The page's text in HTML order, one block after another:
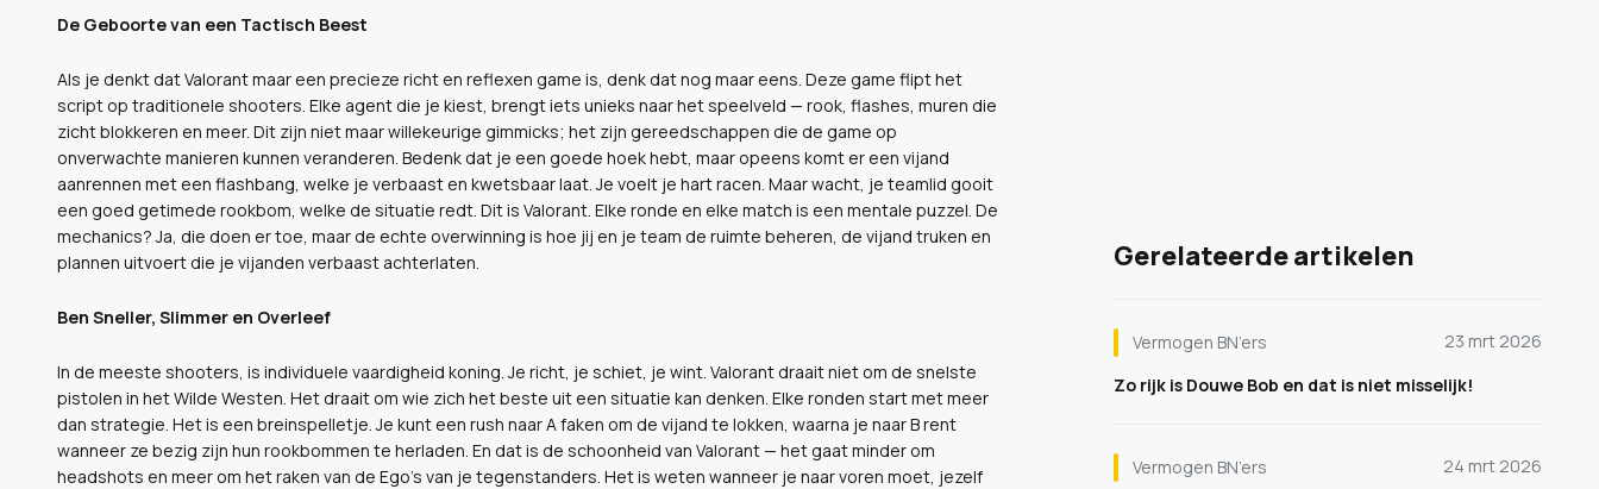
De Geboorte van een Tactisch Beest
Als je denkt dat Valorant maar een precieze richt en reflexen game is, denk dat nog maar eens. Deze game flipt het
script op traditionele shooters. Elke agent die je kiest, brengt iets unieks naar het speelveld — rook, flashes, muren die
zicht blokkeren en meer. Dit zijn niet maar willekeurige gimmicks; het zijn gereedschappen die de game op
onverwachte manieren kunnen veranderen. Bedenk dat je een goede hoek hebt, maar opeens komt er een vijand
aanrennen met een flashbang, welke je verbaast en kwetsbaar laat. Je voelt je hart racen. Maar wacht, je teamlid gooit
een goed getimede rookbom, welke de situatie redt. Dit is Valorant. Elke ronde en elke match is een mentale puzzel. De
mechanics? Ja, die doen er toe, maar de echte overwinning is hoe jij en je team de ruimte beheren, de vijand truken en
plannen uitvoert die je vijanden verbaast achterlaten.
Ben Sneller, Slimmer en Overleef
In de meeste shooters, is individuele vaardigheid koning. Je richt, je schiet, je wint. Valorant draait niet om de snelste
pistolen in het Wilde Westen. Het draait om wie zich het beste uit een situatie kan denken. Elke ronden start met meer
dan strategie. Het is een breinspelletje. Je kunt een rush naar A faken om de vijand te lokken, waarna je naar B rent
wanneer ze bezig zijn hun rookbommen te herladen. En dat is de schoonheid van Valorant — het gaat minder om
headshots en meer om het raken van de Ego’s van je tegenstanders. Het is weten wanneer je naar voren moet, jezelf
Gerelateerde artikelen
Vermogen BN’ers
23 mrt 2026
Zo rijk is Douwe Bob en dat is niet misselijk!
Vermogen BN’ers
24 mrt 2026